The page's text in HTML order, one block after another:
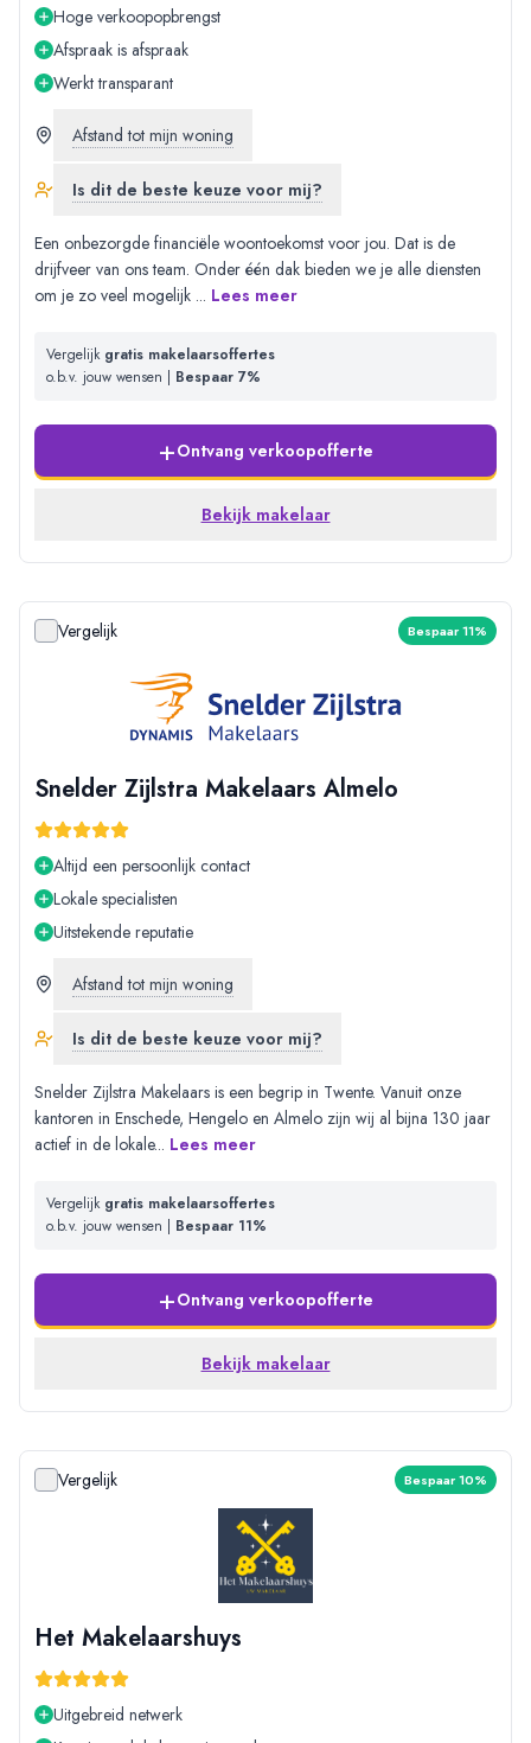
Hoge verkoopopbrengst
Afspraak is afspraak
Werkt transparant
Afstand tot mijn woning
Is dit de beste keuze voor mij?
Een onbezorgde financiële woontoekomst voor jou. Dat is de
drijfveer van ons team. Onder één dak bieden we je alle diensten
om je zo veel mogelijk ... Lees meer
Vergelijk gratis makelaarsoffertes
o.b.v. jouw wensen | Bespaar 7%
+Ontvang verkoopofferte
Bekijk makelaar
Vergelijk Bespaar 11%
Snelder Zijlstra Makelaars Almelo
Altijd een persoonlijk contact
Lokale specialisten
Uitstekende reputatie
Afstand tot mijn woning
Is dit de beste keuze voor mij?
Snelder Zijlstra Makelaars is een begrip in Twente. Vanuit onze
kantoren in Enschede, Hengelo en Almelo zijn wij al bijna 130 jaar
actief in de lokale... Lees meer
Vergelijk gratis makelaarsoffertes
o.b.v. jouw wensen | Bespaar 11%
+Ontvang verkoopofferte
Bekijk makelaar
Vergelijk Bespaar 10%
Het Makelaarshuys
Uitgebreid netwerk